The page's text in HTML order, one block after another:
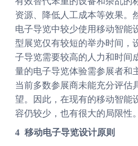
资源、降低人工成本等效果。
电子导览中较少使用移动智能
型展览仅有较短的举办时间，
子导览需要较高的人力和时间
量的电子导览体验需参展者和
当前多数参展商未能充分评估
望。因此，在现有的移动智能
容仍较少，也有很大的局限性。
4 移动电子导览设计原则